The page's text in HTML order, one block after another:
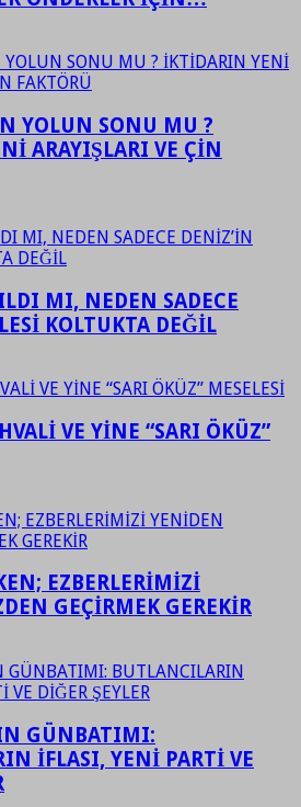
YOLUN SONU MU ?
ARAYIŞLARI VE ÇİN
MI, NEDEN SADECE
KOLTUKTA DEĞİL
VE YİNE “SARI ÖKÜZ”
EZBERLERİMİZİ
GEÇİRMEK GEREKİR
GÜNBATIMI:
İFLASI, YENİ PARTİ VE